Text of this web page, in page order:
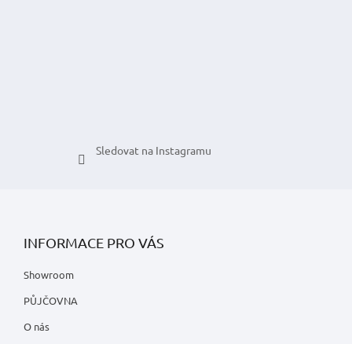
Sledovat na Instagramu
INFORMACE PRO VÁS
Showroom
PŮJČOVNA
O nás